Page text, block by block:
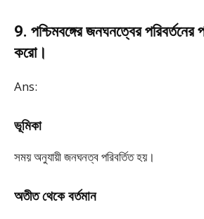
9. পশ্চিমবঙ্গের জনঘনত্বের
করো।
Ans:
ভূমিকা
সময় অনুযায়ী জনঘনত্ব পরিবর্তিত হয়।
অতীত থেকে বর্তমান